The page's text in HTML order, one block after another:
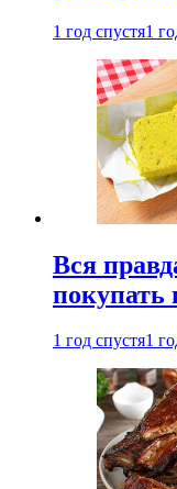
1 год спустя1
Вся
покупать
1 год спустя1